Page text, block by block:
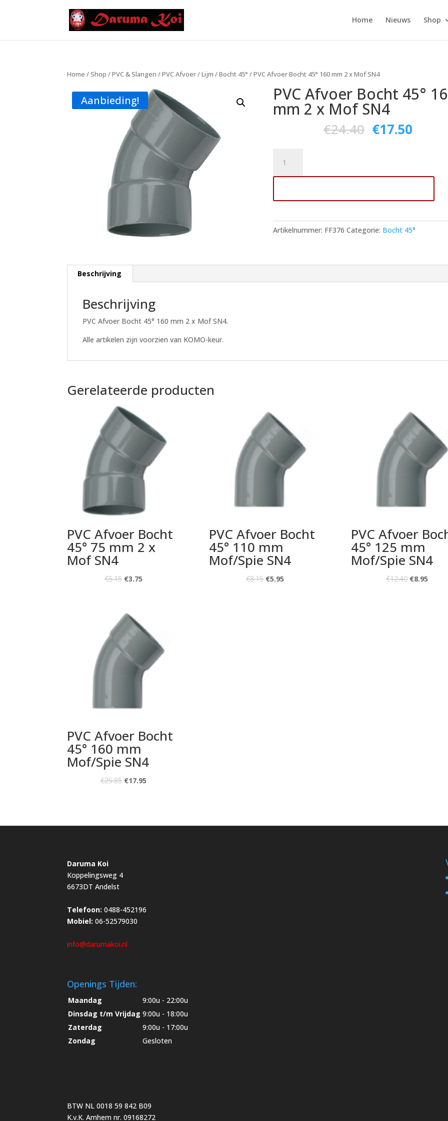
Home Nieuws Shop
Home /Shop /PVC & Slangen /PVC Afvoer/Lijm /Bocht 45° / PVC Afvoer Bocht 45° 160 mm 2 x Mof SN4
Aanbieding! PVC Afvoer Bocht 45°
mm 2 x Mof SN4
€24.40 €17.50
Afvoer
Bocht
160
2
x
Artikelnummer: FF376 Categorie: Bocht 45°
Beschrijving
Beschrijving
PVC Afvoer Bocht 45° 160 mm 2 x Mof SN4.
Alle artikelen zijn voorzien van KOMO-keur.
Gerelateerde producten
PVC Afvoer Bocht
45° 75 mm 2 x
Mof SN4
€5.15 €3.75
PVC Afvoer Bocht
45° 110 mm
Mof/Spie SN4
€8.15 €5.95
PVC Afvoer
45° 125 mm
Mof/Spie SN4
€12.40 €8.95
PVC Afvoer Bocht
45° 160 mm
Mof/Spie SN4
€25.85 €17.95
Daruma Koi
Koppelingsweg 4
6673DT Andelst
Telefoon: 0488-452196
Mobiel: 06-52579030
info@darumakoi.nl
Openings Tijden:
Maandag
9:00u - 22:00u
Dinsdag t/m Vrijdag 9:00u - 18:00u
Zaterdag
9:00u - 17:00u
Zondag
Gesloten
BTW NL 0018 59 842 B09
K.v.K. Arnhem nr. 09168272